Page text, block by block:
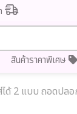
สินค้าราคาพิเศษ
ด้ 2 แบบ ถอดปลอ